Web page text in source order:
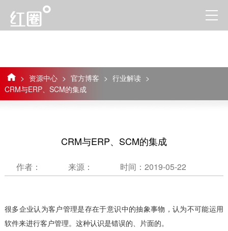
> 资源中心 > 官方博客 > 行业解读 >
CRM与ERP、SCM的集成
CRM与ERP、SCM的集成
作者： 来源： 时间：2019-05-22
很多企业认为客户管理是存在于意识中的抽象事物，认为不可能运用
软件来进行客户管理。这种认识是错误的、片面的。